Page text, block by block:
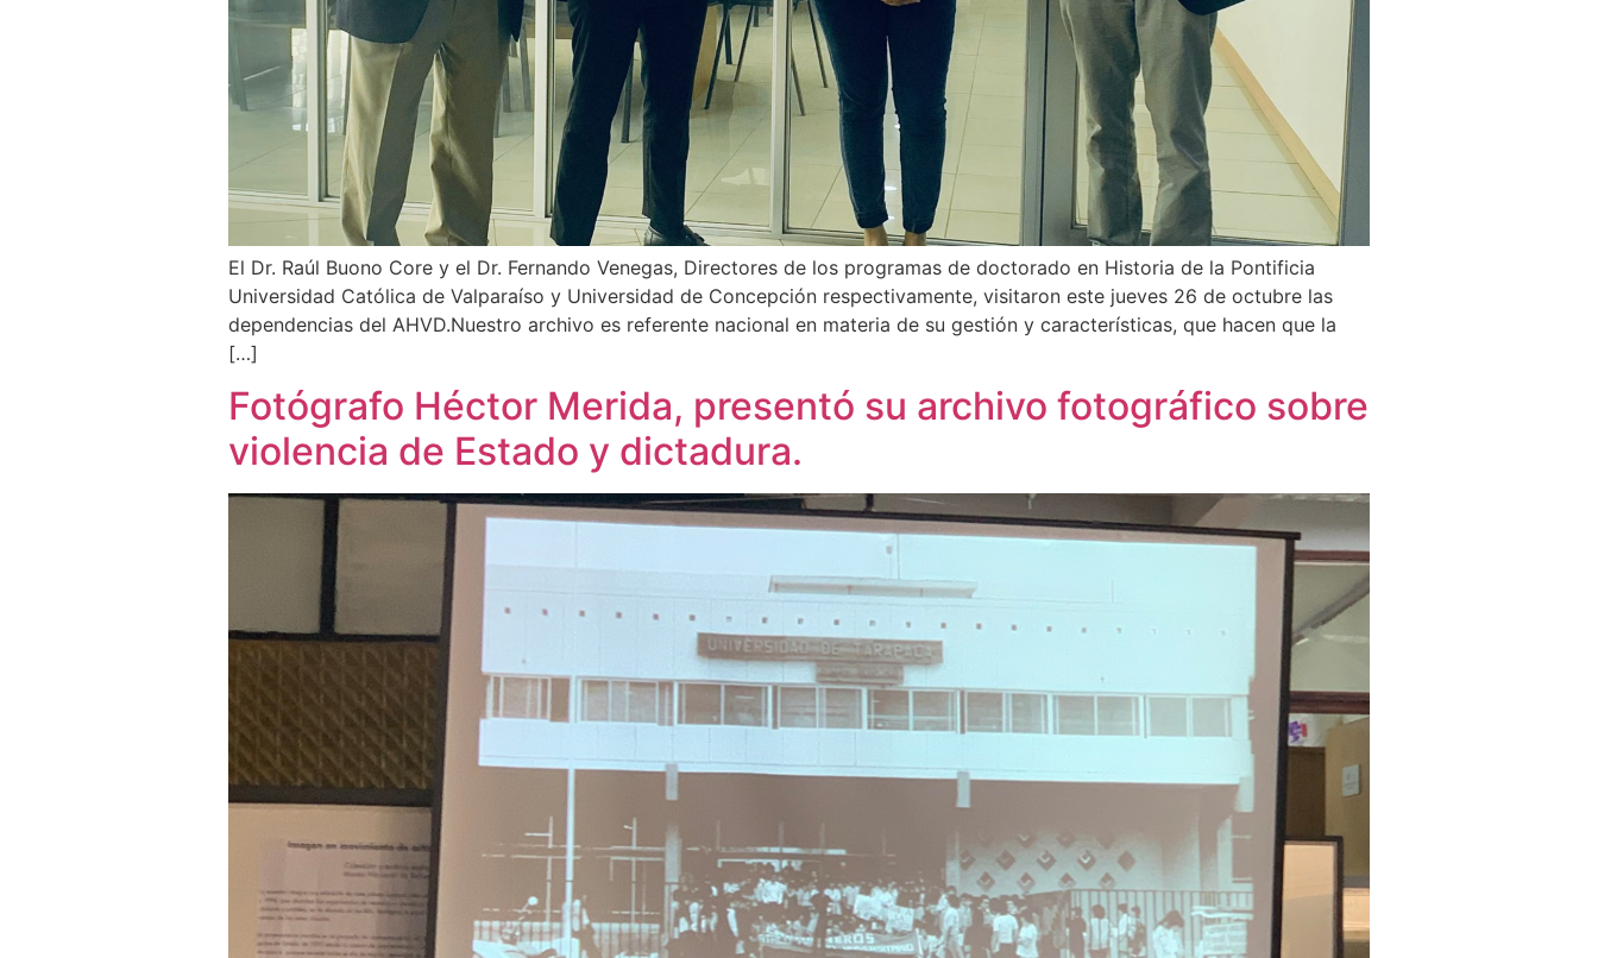
El Dr. Raúl Buono Core y el Dr. Fernando Venegas, Directores de los programas de doctorado en Historia de la Pontificia
Universidad Católica de Valparaíso y Universidad de Concepción respectivamente, visitaron este jueves 26 de octubre las
dependencias del AHVD.Nuestro archivo es referente nacional en materia de su gestión y características, que hacen que la
[…]
Fotógrafo Héctor Merida, presentó su archivo fotográfico sobre
violencia de Estado y dictadura.